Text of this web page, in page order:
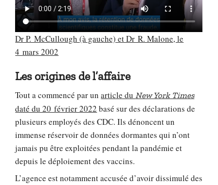
Dr P. McCullough (à gauche) et Dr R. Malone, le
4 mars 2002
Les origines de l’affaire
Tout a commencé par unarticle du New York Times
daté du 20 février 2022 basé sur des déclarations de
plusieurs employés des CDC. Ils dénoncent un
immense réservoir de données dormantes qui n’ont
jamais pu être exploitées pendant la pandémie et
depuis le déploiement des vaccins.
L’agence est notamment accusée d’avoir dissimulé des